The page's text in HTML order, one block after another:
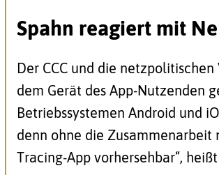
Spahn reagiert mit
Der CCC und die
dem Gerät des App-Nutzenden
Betriebssystemen Android und
denn ohne die Zusammenarbeit
Tracing-App vorhersehbar“,